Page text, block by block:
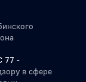
77 -
в сфере